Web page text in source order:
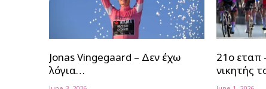
Jonas Vingegaard – Δεν έχω
λόγια…
21ο εταπ
νικητής